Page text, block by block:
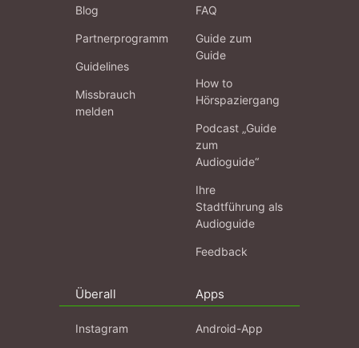
Blog
Partnerprogramm
Guidelines
Missbrauch
melden
FAQ
Guide zum
Guide
How to
Hörspaziergang
Podcast „Guide
zum
Audioguide“
Ihre
Stadtführung als
Audioguide
Feedback
Überall
Instagram
Apps
Android-App